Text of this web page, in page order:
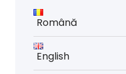
Română
English